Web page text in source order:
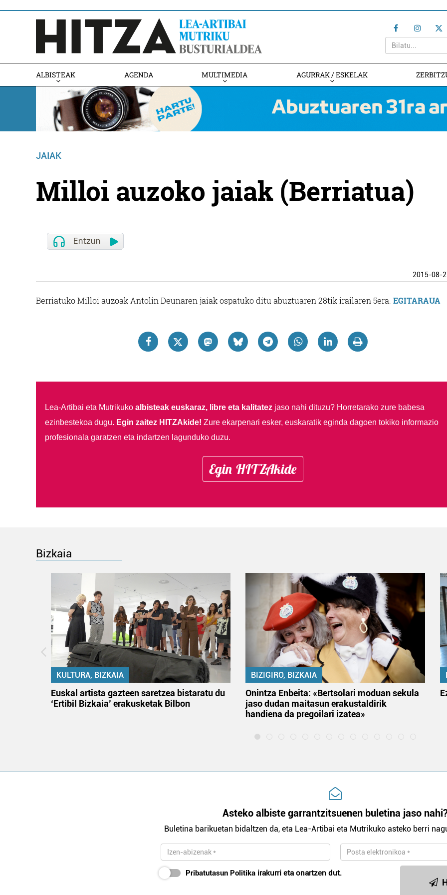
ALBISTEAK AGENDA MULTIMEDIA AGURRAK / ESKELAK
JAIAK
Milloi auzoko jaiak (Berriatua)
2015-08-
Berriatuko Milloi auzoak Antolin Deunaren jaiak ospatuko ditu abuztuaren 28tik irailaren 5era. EGITARAUA
Lea-Artibai eta Mutrikuko albisteak euskaraz, libre eta kalitatezjaso nahi dituzu? Horretarako zure babesa
ezinbestekoa dugu. Egin zaitez HITZAkide! Zure ekarpenari esker, euskaratik eginda dagoen tokiko informazio
profesionala garatzen eta indartzen lagunduko duzu.
Egin HITZAkide
Bizkaia
KULTURA, BIZKAIA
Euskal artista gazteen saretzea bistaratu du
‘Ertibil Bizkaia’ erakusketak Bilbon
BIZIGIRO, BIZKAIA
Onintza Enbeita: «Bertsolari moduan sekula
jaso dudan maitasun erakustaldirik
handiena da pregoilari izatea»
Asteko albiste garrantzitsuenen buletina jaso
Buletina barikuetan bidaltzen da, eta Lea-Artibai eta Mutrikuko asteko berri
Pribatutasun Politika irakurri eta onartzen dut.